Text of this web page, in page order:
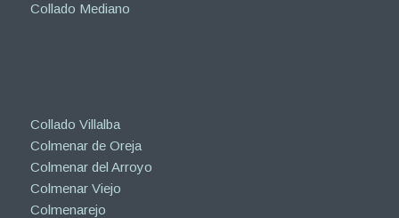
Collado Mediano
Collado Villalba
Colmenar de Oreja
Colmenar del Arroyo
Colmenar Viejo
Colmenarejo